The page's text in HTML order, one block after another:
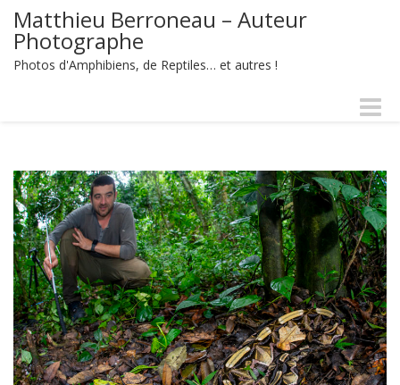
Matthieu Berroneau – Auteur
Photographe
Photos d'Amphibiens, de Reptiles… et autres !
-